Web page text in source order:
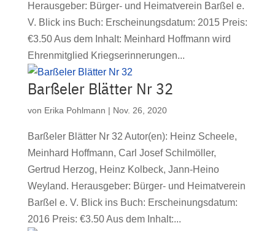
Herausgeber: Bürger- und Heimatverein Barßel e.
V. Blick ins Buch: Erscheinungsdatum: 2015 Preis:
€3.50 Aus dem Inhalt: Meinhard Hoffmann wird
Ehrenmitglied Kriegserinnerungen...
Barßeler Blätter Nr 32
von Erika Pohlmann | Nov. 26, 2020
Barßeler Blätter Nr 32 Autor(en): Heinz Scheele,
Meinhard Hoffmann, Carl Josef Schilmöller,
Gertrud Herzog, Heinz Kolbeck, Jann-Heino
Weyland. Herausgeber: Bürger- und Heimatverein
Barßel e. V. Blick ins Buch: Erscheinungsdatum:
2016 Preis: €3.50 Aus dem Inhalt:...